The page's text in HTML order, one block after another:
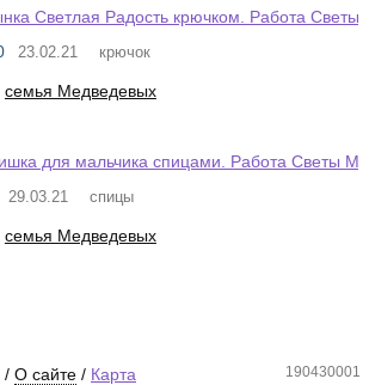
Светлая Радость крючком. Работа Светы
23.02.21 крючок
семья Медведевых
для мальчика спицами. Работа Светы
29.03.21 спицы
семья Медведевых
/ О сайте / Карта 190430001